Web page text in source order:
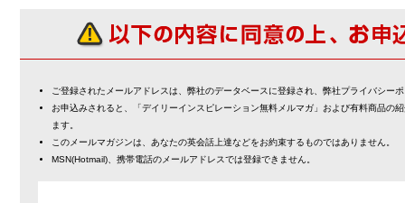
ご登録されたメールアドレスは、弊社のデータベースに登録され、弊社プライバシー
お申込みされると、「デイリーインスピレーション無料メルマガ」および有料商品の
ます。
このメールマガジンは、あなたの英会話上達などをお約束するものではありません。
MSN(Hotmail)、携帯電話のメールアドレスでは登録できません。